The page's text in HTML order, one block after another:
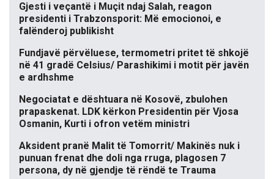
Gjesti i veçantë i Muçit ndaj Salah, reagon
presidenti i Trabzonsporit: Më emocionoi, e
falënderoj publikisht
Fundjavë përvëluese, termometri pritet të shkojë
në 41 gradë Celsius/ Parashikimi i motit për javën
e ardhshme
Negociatat e dështuara në Kosovë, zbulohen
prapaskenat. LDK kërkon Presidentin për Vjosa
Osmanin, Kurti i ofron vetëm ministri
Aksident pranë Malit të Tomorrit/ Makinës nuk i
punuan frenat dhe doli nga rruga, plagosen 7
persona, dy në gjendje të rëndë te Trauma